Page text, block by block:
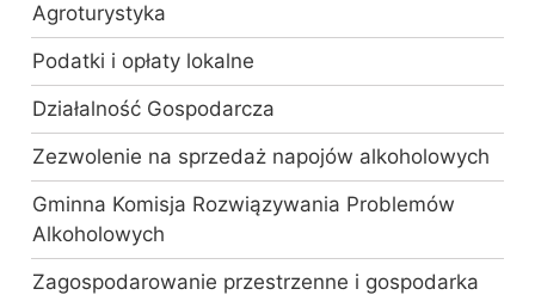
Agroturystyka
Podatki i opłaty lokalne
Działalność Gospodarcza
Zezwolenie na sprzedaż napojów alkoholowych
Gminna Komisja Rozwiązywania Problemów
Alkoholowych
Zagospodarowanie przestrzenne i gospodarka